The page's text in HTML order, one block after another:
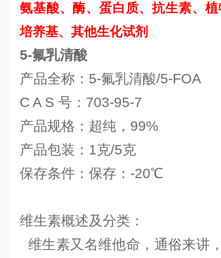
氨基酸、酶、蛋白质、抗生素、
培养基、其他生化试剂
5-氟乳清酸
产品全称：5-氟乳清酸/5-FOA
C A S 号：703-95-7
产品规格：超纯，99%
产品包装：1克/5克
保存条件：保存：-20℃
维生素概述及分类：
维生素又名维他命，通俗来讲